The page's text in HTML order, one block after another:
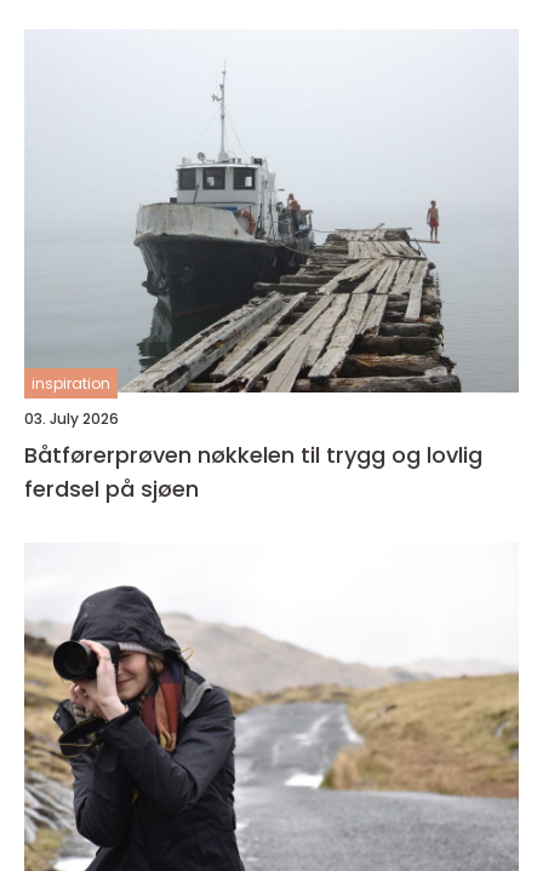
inspiration
03. July 2026
Båtførerprøven nøkkelen til trygg og lovlig
ferdsel på sjøen